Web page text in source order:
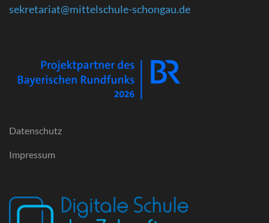
sekretariat@mittelschule-schongau.de
Datenschutz
Impressum